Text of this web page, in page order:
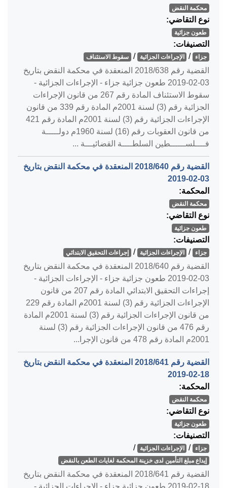
محكمة النقض
نوع التقاضي:
طعون جزائية
التصنيفات:
جزاء / الإجراءات الجزائية / سقوط الاستئناف
القضية رقم ‎638‏/‎2018‏ المنعقدة في محكمة النقض بتاريخ
‎2019-02-03‏ طعون جزائية جزاء - الإجراءات الجزائية -
سقوط الاستئناف المادة رقم 267 من قانون الإجراءات
الجزائية رقم (3) لسنة 2001م المادة رقم 339 من قانون
الإجراءات الجزائية رقم (3) لسنة 2001م المادة رقم 421
من قانون العقوبات رقم (16) لسنة 1960م دولـــــة
فــــلســــــطين السلطــــة القضائيـــة ...
القضية رقم ‎640‏/‎2018‏ المنعقدة في محكمة النقض بتاريخ
‎2019-02-03‏
المحكمة:
محكمة النقض
نوع التقاضي:
طعون جزائية
التصنيفات:
جزاء / الإجراءات الجزائية / إجراءات التحقيق الابتدائي
القضية رقم ‎640‏/‎2018‏ المنعقدة في محكمة النقض بتاريخ
‎2019-02-03‏ طعون جزائية جزاء - الإجراءات الجزائية -
إجراءات التحقيق الابتدائي المادة رقم 207 من قانون
الإجراءات الجزائية رقم (3) لسنة 2001م المادة رقم 229
من قانون الإجراءات الجزائية رقم (3) لسنة 2001م المادة
رقم 476 من قانون الإجراءات الجزائية رقم (3) لسنة
2001م المادة رقم 478 من قانون الإجرا...
القضية رقم ‎641‏/‎2018‏ المنعقدة في محكمة النقض بتاريخ
‎2019-02-18‏
المحكمة:
محكمة النقض
نوع التقاضي:
طعون جزائية
التصنيفات:
جزاء / الإجراءات الجزائية /
إيداع مبلغ التأمين لدى خزينة المحكمة لغايات الطعن بالنقض
القضية رقم ‎641‏/‎2018‏ المنعقدة في محكمة النقض بتاريخ
‎2019-02-18‏ طعون جزائية جزاء - الإجراءات الجزائية -